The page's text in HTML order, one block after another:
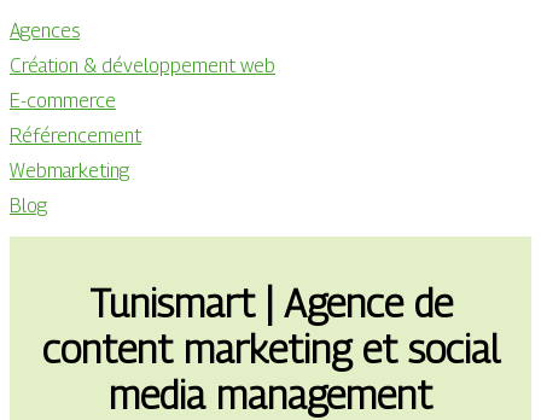
Agences
Création & développement web
E-commerce
Référencement
Webmarketing
Blog
Tunismart | Agence de
content marketing et social
media management